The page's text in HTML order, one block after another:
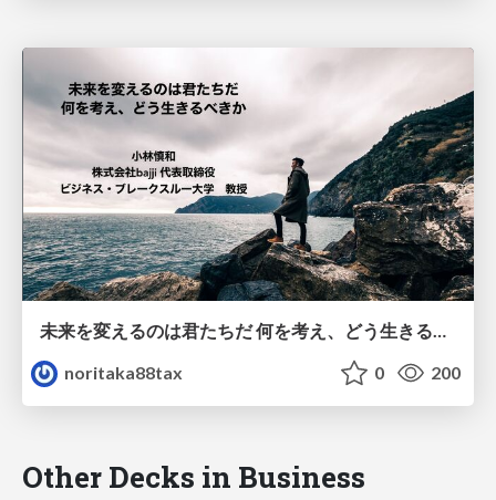
未来を変えるのは君たちだ 何を考え、どう生きるべきか
noritaka88tax
0 200
Other Decks in Business